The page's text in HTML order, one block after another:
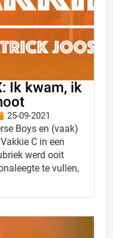
Ik kwam, ik
25-09-2021
Boys en (vaak)
C in een
werd ooit
te vullen,